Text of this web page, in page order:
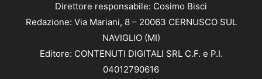
Direttore responsabile: Cosimo Bisci
Redazione: Via Mariani, 8 – 20063 CERNUSCO SUL
NAVIGLIO (MI)
Editore: CONTENUTI DIGITALI SRL C.F. e P.I.
04012790616